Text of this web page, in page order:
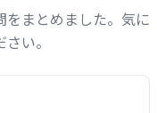
まとめました。気に
い。